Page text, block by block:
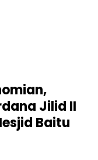
Jilid II
Baitu